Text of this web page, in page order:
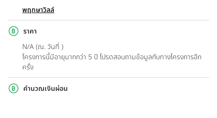
พฤกษาวิลล์
ราคา
N/A (ณ. วันที่ )
โครงการนี้มีอายุมากกว่า 5 ปี โปรดสอบถามข้อมูลกับทางโครงการอีก
ครั้ง
คำนวณเงินผ่อน